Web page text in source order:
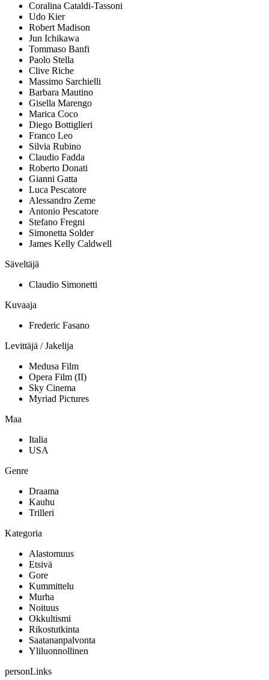
Coralina Cataldi-Tassoni
Udo Kier
Robert Madison
Jun Ichikawa
Tommaso Banfi
Paolo Stella
Clive Riche
Massimo Sarchielli
Barbara Mautino
Gisella Marengo
Marica Coco
Diego Bottiglieri
Franco Leo
Silvia Rubino
Claudio Fadda
Roberto Donati
Gianni Gatta
Luca Pescatore
Alessandro Zeme
Antonio Pescatore
Stefano Fregni
Simonetta Solder
James Kelly Caldwell
Säveltäjä
Claudio Simonetti
Kuvaaja
Frederic Fasano
Levittäjä / Jakelija
Medusa Film
Opera Film (II)
Sky Cinema
Myriad Pictures
Maa
Italia
USA
Genre
Draama
Kauhu
Trilleri
Kategoria
Alastomuus
Etsivä
Gore
Kummittelu
Murha
Noituus
Okkultismi
Rikostutkinta
Saatananpalvonta
Yliluonnollinen
personLinks